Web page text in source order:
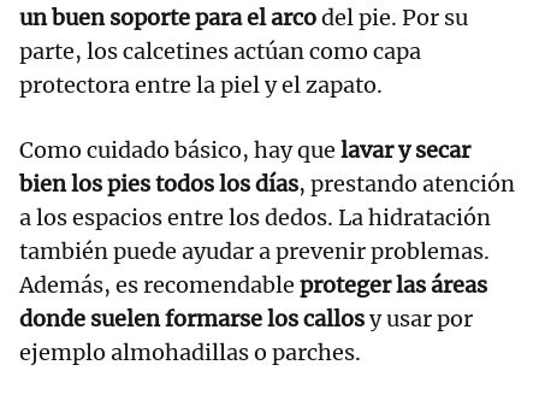
un buen soporte para el arcodel pie. Por su
parte, los calcetines actúan como capa
protectora entre la piel y el zapato.
Como cuidado básico, hay que lavar y secar
bien los pies todos los días, prestando atención
a los espacios entre los dedos. La hidratación
también puede ayudar a prevenir problemas.
Además, es recomendable proteger las áreas
donde suelen formarse los callosy usar por
ejemplo almohadillas o parches.